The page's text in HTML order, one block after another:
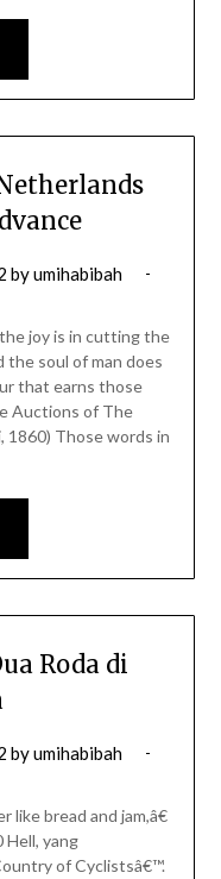
byumihabibah
joy is in cutting the
the soul of man does
that earns those
Auctions of The
1860) Those words in
Roda di
byumihabibah
bread and jam,â€
Hell, yang
of Cyclistsâ€™.